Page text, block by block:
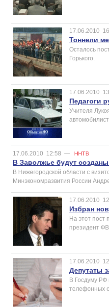
17.06.2010
Тоннели
Осталось
Горького.
17.06.2010
Педагоги
Учителя
17.06.2010 12:58 — ННТВ
В Заволжье будут
В Нижегородской области с
Минэкономразвития России
17.06.2010
Избран
На этот пост
президент
17.06.2010
Депутаты
В Госдуму РФ
телефонных